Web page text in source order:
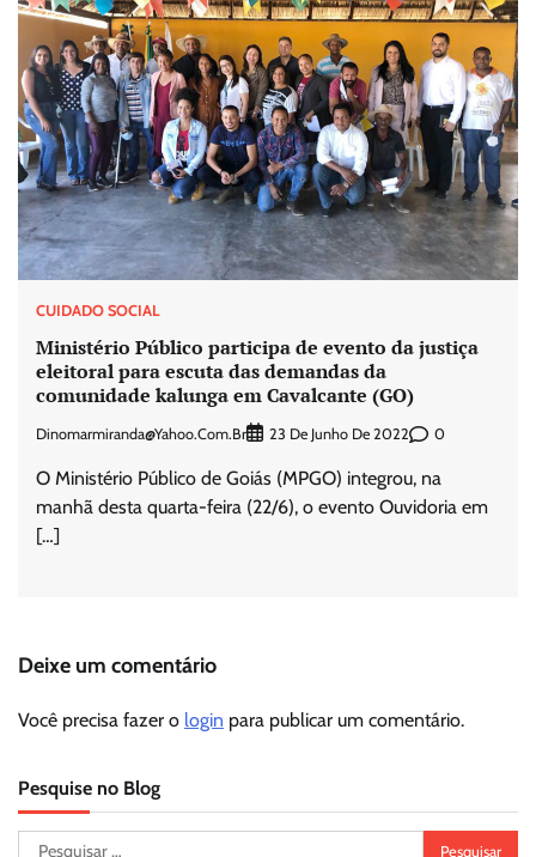
CUIDADO SOCIAL
Ministério Público participa de evento da justiça
eleitoral para escuta das demandas da
comunidade kalunga em Cavalcante (GO)
Dinomarmiranda@yahoo.com.br 23 De Junho De 2022 0
O Ministério Público de Goiás (MPGO) integrou, na
manhã desta quarta-feira (22/6), o evento Ouvidoria em
[…]
Deixe um comentário
Você precisa fazer o login para publicar um comentário.
Pesquise no Blog
Pesquisar